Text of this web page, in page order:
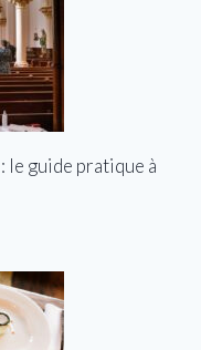
le guide pratique à